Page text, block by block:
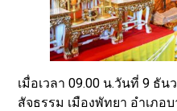
เมื่อเวลา 09.00 น.วันที่ 9 ธั
สัจธรรม เมืองพัทยา อำเภอ